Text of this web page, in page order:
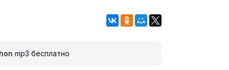
mp3 бесплатно